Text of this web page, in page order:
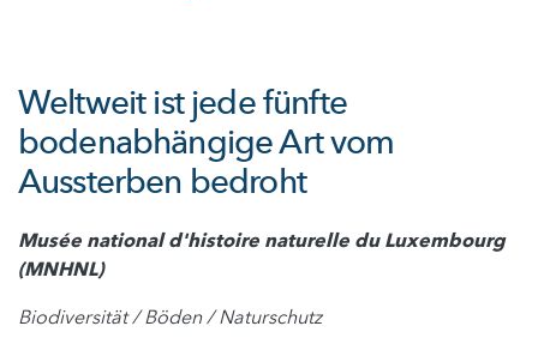
Weltweit ist jede fünfte
bodenabhängige Art vom
Aussterben bedroht
Musée national d'histoire naturelle du Luxembourg
(MNHNL)
Biodiversität / Böden / Naturschutz